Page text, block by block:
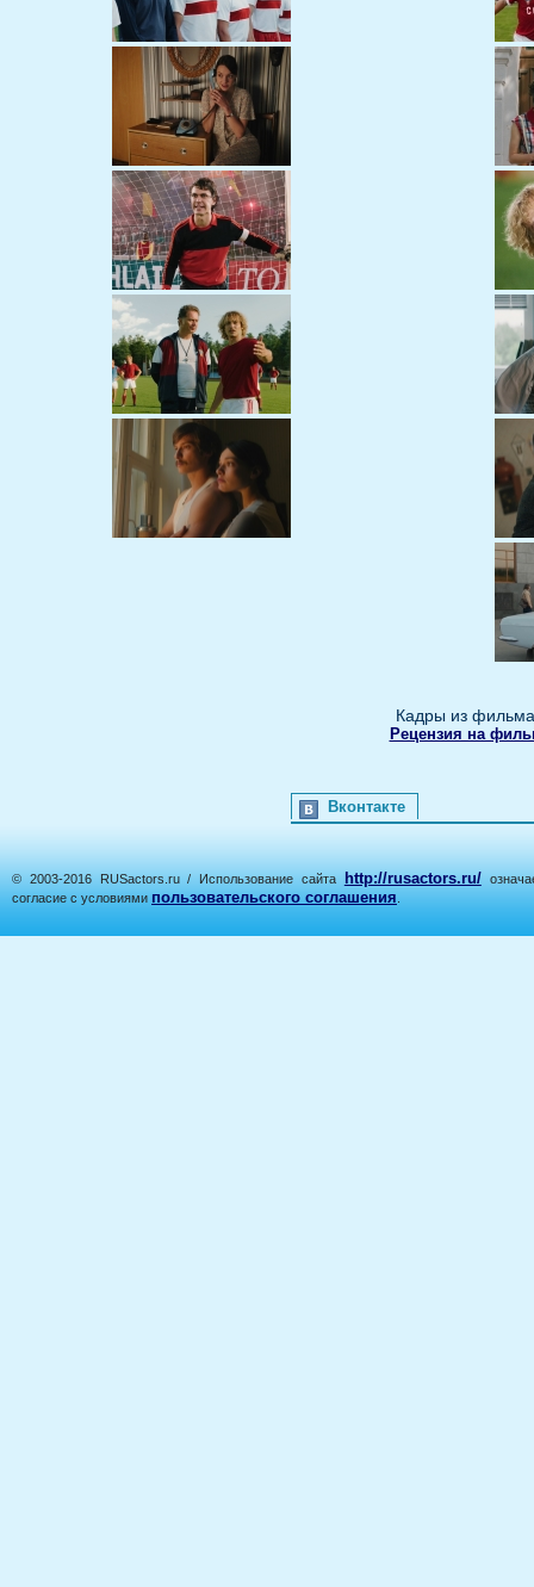
Кадры из
Рецензия на
Вконтакте
© 2003-2016 RUSactors.ru / Использование сайта http://rusactors.ru/
согласие с условиями пользовательского соглашения